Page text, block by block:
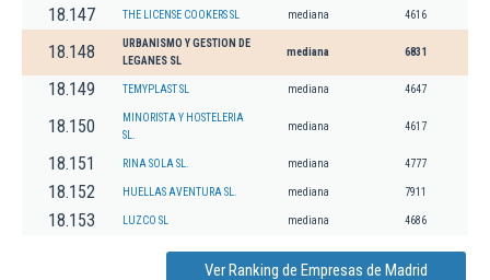
18.147 THE LICENSE COOKERS SL mediana 4616
18.148
URBANISMO Y GESTION DE
LEGANES SL
mediana 6831
18.149 TEMYPLAST SL mediana 4647
18.150
MINORISTA Y HOSTELERIA
SL.
mediana 4617
18.151 RINA SOLA SL. mediana 4777
18.152 HUELLAS AVENTURA SL. mediana 7911
18.153 LUZCO SL mediana 4686
Ver Ranking de Empresas de Madrid